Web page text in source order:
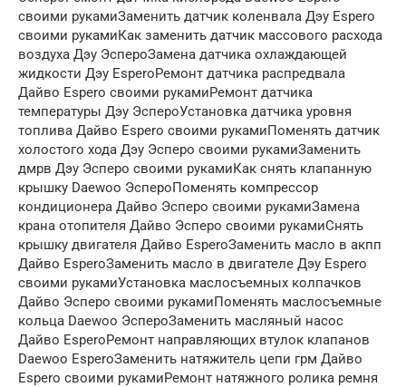
своими рукамиЗаменить датчик коленвала Дэу Espero
своими рукамиКак заменить датчик массового расхода
воздуха Дэу ЭспероЗамена датчика охлаждающей
жидкости Дэу EsperoРемонт датчика распредвала
Дайво Espero своими рукамиРемонт датчика
температуры Дэу ЭспероУстановка датчика уровня
топлива Дайво Espero своими рукамиПоменять датчик
холостого хода Дэу Эсперо своими рукамиЗаменить
дмрв Дэу Эсперо своими рукамиКак снять клапанную
крышку Daewoo ЭспероПоменять компрессор
кондиционера Дайво Эсперо своими рукамиЗамена
крана отопителя Дайво Эсперо своими рукамиСнять
крышку двигателя Дайво EsperoЗаменить масло в акпп
Дайво EsperoЗаменить масло в двигателе Дэу Espero
своими рукамиУстановка маслосъемных колпачков
Дайво Эсперо своими рукамиПоменять маслосъемные
кольца Daewoo ЭспероЗаменить масляный насос
Дайво EsperoРемонт направляющих втулок клапанов
Daewoo EsperoЗаменить натяжитель цепи грм Дайво
Espero своими рукамиРемонт натяжного ролика ремня